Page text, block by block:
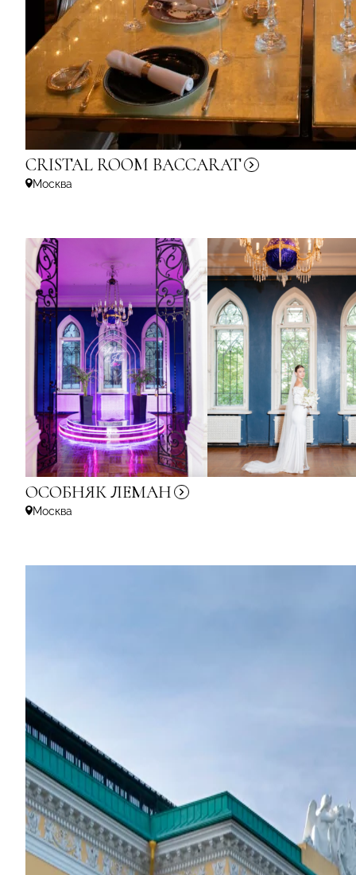
CRISTAL ROOM BACCARAT
Москва
ОСОБНЯКЛЕМАН
Москва